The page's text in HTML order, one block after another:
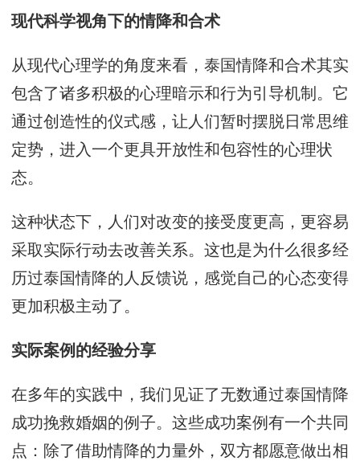
现代科学视角下的情降和合术
从现代心理学的角度来看，泰国情降和合术其实
包含了诸多积极的心理暗示和行为引导机制。它
通过创造性的仪式感，让人们暂时摆脱日常思维
定势，进入一个更具开放性和包容性的心理状
态。
这种状态下，人们对改变的接受度更高，更容易
采取实际行动去改善关系。这也是为什么很多经
历过泰国情降的人反馈说，感觉自己的心态变得
更加积极主动了。
实际案例的经验分享
在多年的实践中，我们见证了无数通过泰国情降
成功挽救婚姻的例子。这些成功案例有一个共同
点：除了借助情降的力量外，双方都愿意做出相